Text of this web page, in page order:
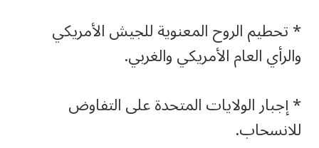
‏* تحطيم الروح المعنوية للجيش الأمريكي
والرأي العام الأمريكي والغربي.
‏* إجبار الولايات المتحدة على التفاوض
للانسحاب.